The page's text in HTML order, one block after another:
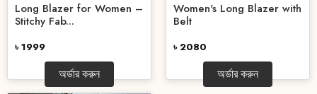
Long Blazer for Women –
Stitchy Fab...
৳ 1999
অর্ডার করুন
Women's Long Blazer with
Belt
৳ 2080
অর্ডার করুন